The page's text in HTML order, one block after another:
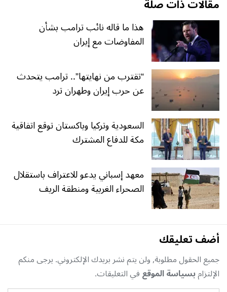
مقالات ذات صلة
هذا ما قاله نائب ترامب بشأن
المفاوضات مع إيران
“تقترب من نهايتها”.. ترامب يتحدث
عن حرب إيران وطهران ترد
السعودية وتركيا وباكستان توقع اتفاقية
مكة للدفاع المشترك
معهد إسباني يدعو للاعتراف باستقلال
الصحراء الغربية ومنطقة الريف
أضف تعليقك
جميع الحقول مطلوبة, ولن يتم نشر بريدك الإلكتروني. يرجى منكم
الإلتزامبسياسة الموقعفي التعليقات.